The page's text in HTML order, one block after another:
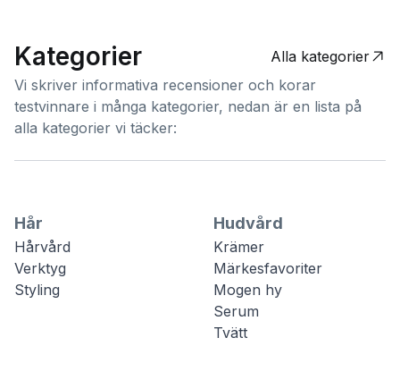
Kategorier
Alla kategorier
Vi skriver informativa recensioner och korar
testvinnare i många kategorier, nedan är en lista på
alla kategorier vi täcker:
Hår
Hårvård
Verktyg
Styling
Hudvård
Krämer
Märkesfavoriter
Mogen hy
Serum
Tvätt